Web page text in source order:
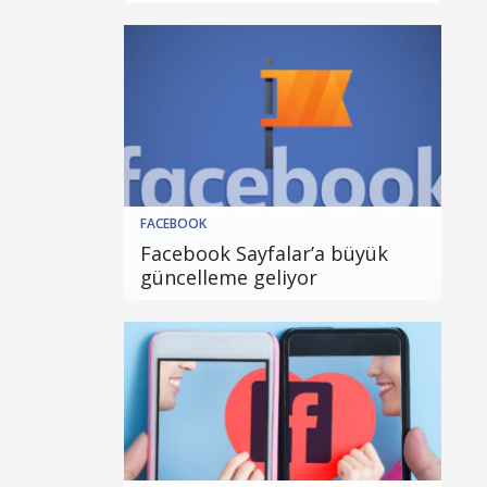
FACEBOOK
Facebook Sayfalar’a büyük
güncelleme geliyor